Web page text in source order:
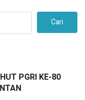
Cari
PGRI KE-80